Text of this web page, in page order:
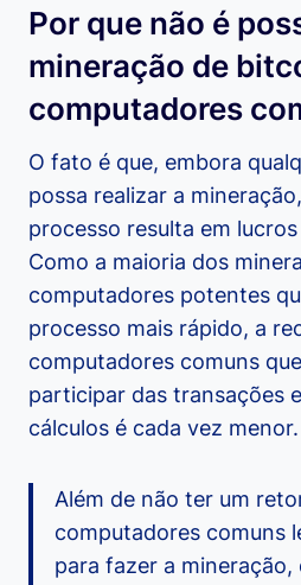
Por que não é
mineração de
computadores
O fato é que, embora
possa realizar a
processo resulta em
Como a maioria dos
computadores potentes
processo mais rápido, a
computadores comuns
participar das transações
cálculos é cada vez menor.
Além de não ter um
computadores comuns
para fazer a mineração,